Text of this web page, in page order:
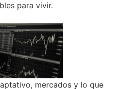
para vivir.
mercados y lo que